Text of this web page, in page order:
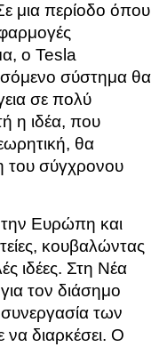
μια περίοδο όπου
ο Tesla
σύστημα θα
σε πολύ
η ιδέα, που
θα
του σύγχρονου
Ευρώπη και
κουβαλώντας
ιδέες. Στη Νέα
τον διάσημο
των
διαρκέσει. Ο